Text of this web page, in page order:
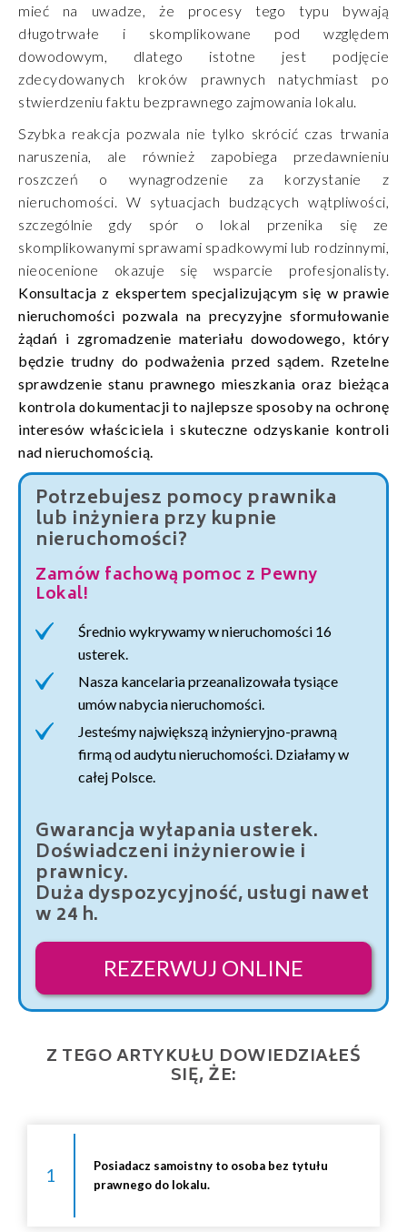
mieć na uwadze, że procesy tego typu bywają
długotrwałe i skomplikowane pod względem
dowodowym, dlatego istotne jest podjęcie
zdecydowanych kroków prawnych natychmiast po
stwierdzeniu faktu bezprawnego zajmowania lokalu.
Szybka reakcja pozwala nie tylko skrócić czas trwania
naruszenia, ale również zapobiega przedawnieniu
roszczeń o wynagrodzenie za korzystanie z
nieruchomości. W sytuacjach budzących wątpliwości,
szczególnie gdy spór o lokal przenika się ze
skomplikowanymi sprawami spadkowymi lub rodzinnymi,
nieocenione okazuje się wsparcie profesjonalisty.
Konsultacja z ekspertem specjalizującym się w prawie
nieruchomości pozwala na precyzyjne sformułowanie
żądań i zgromadzenie materiału dowodowego, który
będzie trudny do podważenia przed sądem. Rzetelne
sprawdzenie stanu prawnego mieszkania oraz bieżąca
kontrola dokumentacji to najlepsze sposoby na ochronę
interesów właściciela i skuteczne odzyskanie kontroli
nad nieruchomością.
Potrzebujesz pomocy prawnika
lub inżyniera przy kupnie
nieruchomości?
Zamów fachową pomoc z Pewny
Lokal!
Średnio wykrywamy w nieruchomości 16
usterek.
Nasza kancelaria przeanalizowała tysiące
umów nabycia nieruchomości.
Jesteśmy największą inżynieryjno-prawną
firmą od audytu nieruchomości. Działamy w
całej Polsce.
Gwarancja wyłapania usterek.
Doświadczeni inżynierowie i
prawnicy.
Duża dyspozycyjność, usługi nawet
w 24 h.
REZERWUJ ONLINE
Z TEGO ARTYKUŁU DOWIEDZIAŁEŚ
SIĘ, ŻE:
1
Posiadacz samoistny to osoba bez tytułu
prawnego do lokalu.